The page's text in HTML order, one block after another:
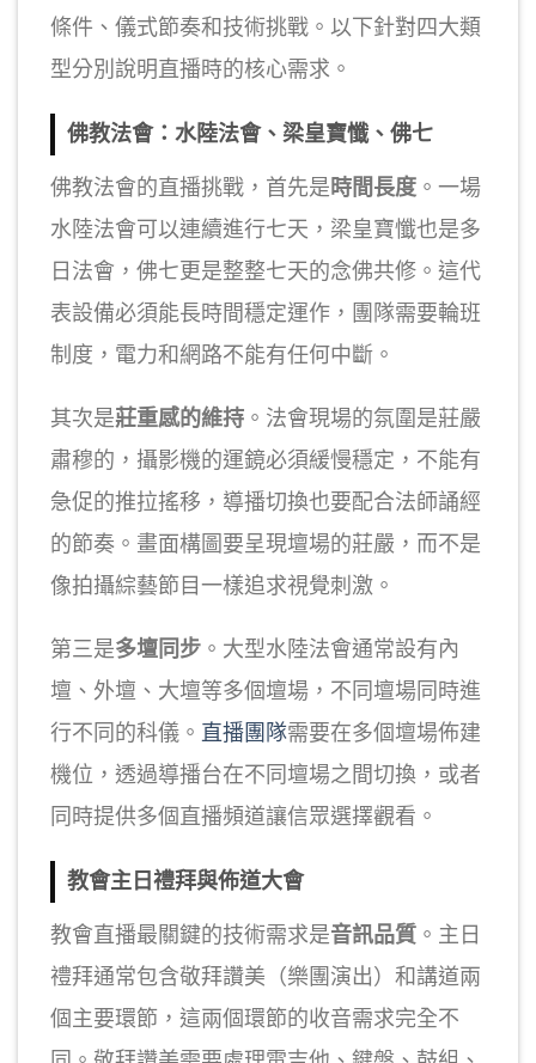
條件、儀式節奏和技術挑戰。以下針對四大類
型分別說明直播時的核心需求。
佛教法會：水陸法會、梁皇寶懺、佛七
佛教法會的直播挑戰，首先是 時間長度 。一場
水陸法會可以連續進行七天，梁皇寶懺也是多
日法會，佛七更是整整七天的念佛共修。這代
表設備必須能長時間穩定運作，團隊需要輪班
制度，電力和網路不能有任何中斷。
其次是莊重感的維持 。法會現場的氛圍是莊嚴
肅穆的，攝影機的運鏡必須緩慢穩定，不能有
急促的推拉搖移，導播切換也要配合法師誦經
的節奏。畫面構圖要呈現壇場的莊嚴，而不是
像拍攝綜藝節目一樣追求視覺刺激。
第三是多壇同步 。大型水陸法會通常設有內
壇、外壇、大壇等多個壇場，不同壇場同時進
行不同的科儀。 直播團隊需要在多個壇場佈建
機位，透過導播台在不同壇場之間切換，或者
同時提供多個直播頻道讓信眾選擇觀看。
教會主日禮拜與佈道大會
教會直播最關鍵的技術需求是音訊品質 。主日
禮拜通常包含敬拜讚美（樂團演出）和講道兩
個主要環節，這兩個環節的收音需求完全不